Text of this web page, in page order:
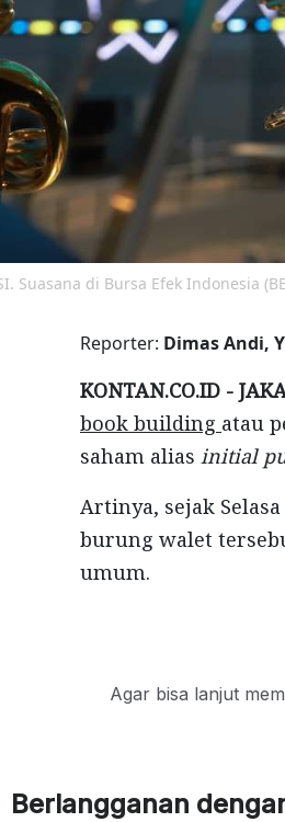
Suasana di Bursa Efek Indonesia
Reporter: Dimas Andi,
KONTAN.CO.ID -
book building atau
saham alias initial
Artinya, sejak
burung walet
umum.
Agar bisa lanjut
Berlangganan